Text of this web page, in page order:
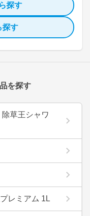
探す
探す
を探す
草王シャワ
レミアム 1L